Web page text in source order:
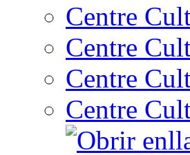
Centre
Centre
Centre
Centre